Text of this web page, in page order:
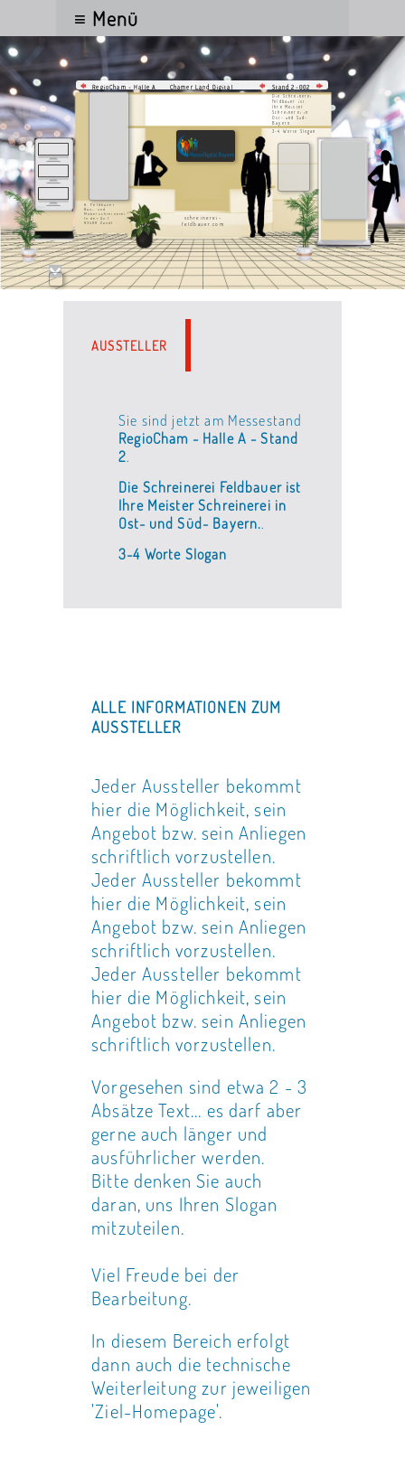
≡ Menü
RegioCham - Halle A Chamer Land Digital Stand 2-002
Die Schreinerei
Feldbauer ist
Ihre Meister
Schreinerei in
Ost- und Süd-
Bayern.
3-4 Worte Slogan
H. Feldbauer
Bau- und
Möbelschreinerei
In der Au 1
93499 Zandt
schreinerei-
feldbauer.com
AUSSTELLER
Sie sind jetzt am Messestand
RegioCham - Halle A - Stand
2.
Die Schreinerei Feldbauer ist
Ihre Meister Schreinerei in
Ost- und Süd- Bayern..
3-4 Worte Slogan
ALLE INFORMATIONEN ZUM
AUSSTELLER
Jeder Aussteller bekommt
hier die Möglichkeit, sein
Angebot bzw. sein Anliegen
schriftlich vorzustellen.
Jeder Aussteller bekommt
hier die Möglichkeit, sein
Angebot bzw. sein Anliegen
schriftlich vorzustellen.
Jeder Aussteller bekommt
hier die Möglichkeit, sein
Angebot bzw. sein Anliegen
schriftlich vorzustellen.
Vorgesehen sind etwa 2 - 3
Absätze Text... es darf aber
gerne auch länger und
ausführlicher werden.
Bitte denken Sie auch
daran, uns Ihren Slogan
mitzuteilen.
Viel Freude bei der
Bearbeitung.
In diesem Bereich erfolgt
dann auch die technische
Weiterleitung zur jeweiligen
'Ziel-Homepage'.